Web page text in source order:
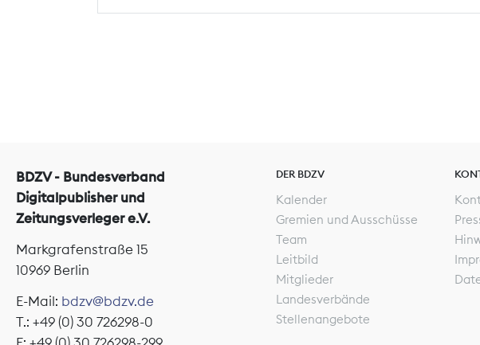
BDZV - Bundesverband
Digitalpublisher und
Zeitungsverleger e.V.
Markgrafenstraße 15
10969 Berlin
E-Mail: bdzv@bdzv.de
T.: +49 (0) 30 726298-0
DER BDZV
Kalender
Gremien und Ausschüsse
Team
Leitbild
Mitglieder
Landesverbände
Stellenangebote